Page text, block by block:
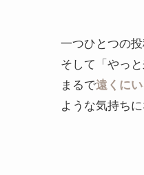
一つひとつの投
そして「やっ
まるで遠くに
ような気持ちに